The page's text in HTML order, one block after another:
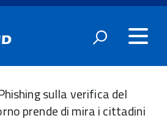
sulla verifica del
prende di mira i cittadini